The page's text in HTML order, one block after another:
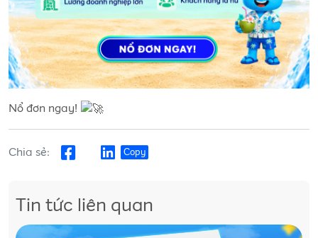
Nổ đơn ngay!
Chia sẻ: Copy
Tin tức liên quan